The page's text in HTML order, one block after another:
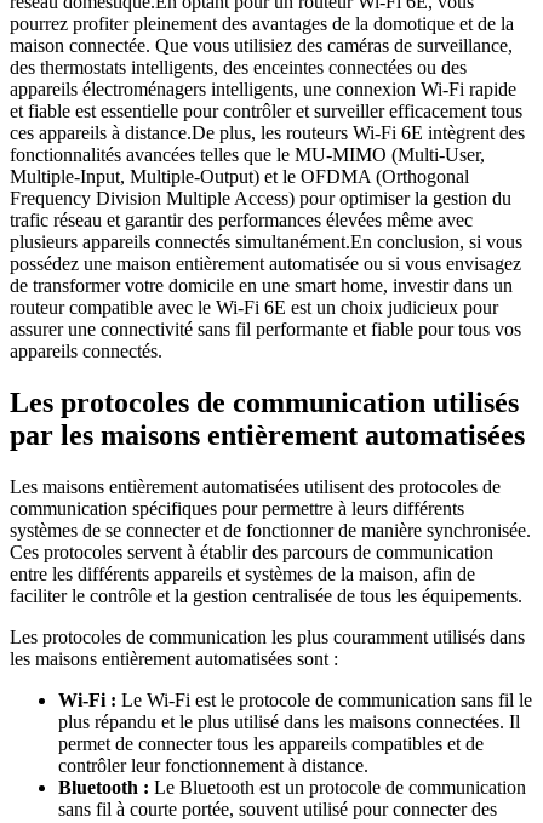
pourrez profiter pleinement des avantages de la domotique et de la
maison connectée. Que vous utilisiez des caméras de surveillance,
des thermostats intelligents, des enceintes connectées ou des
appareils électroménagers intelligents, une connexion Wi-Fi rapide
et fiable est essentielle pour contrôler et surveiller efficacement tous
ces appareils à distance.De plus, les routeurs Wi-Fi 6E intègrent des
fonctionnalités avancées telles que le MU-MIMO (Multi-User,
Multiple-Input, Multiple-Output) et le OFDMA (Orthogonal
Frequency Division Multiple Access) pour optimiser la gestion du
trafic réseau et garantir des performances élevées même avec
plusieurs appareils connectés simultanément.En conclusion, si vous
possédez une maison entièrement automatisée ou si vous envisagez
de transformer votre domicile en une smart home, investir dans un
routeur compatible avec le Wi-Fi 6E est un choix judicieux pour
assurer une connectivité sans fil performante et fiable pour tous vos
appareils connectés.
Les protocoles de communication utilisés
par les maisons entièrement automatisées
Les maisons entièrement automatisées utilisent des protocoles de
communication spécifiques pour permettre à leurs différents
systèmes de se connecter et de fonctionner de manière synchronisée.
Ces protocoles servent à établir des parcours de communication
entre les différents appareils et systèmes de la maison, afin de
faciliter le contrôle et la gestion centralisée de tous les équipements.
Les protocoles de communication les plus couramment utilisés dans
les maisons entièrement automatisées sont :
Wi-Fi : Le Wi-Fi est le protocole de communication sans fil le
plus répandu et le plus utilisé dans les maisons connectées. Il
permet de connecter tous les appareils compatibles et de
contrôler leur fonctionnement à distance.
Bluetooth : Le Bluetooth est un protocole de communication
sans fil à courte portée, souvent utilisé pour connecter des